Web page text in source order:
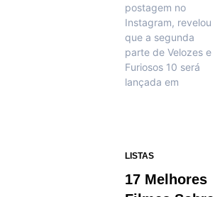
postagem no
Instagram, revelou
que a segunda
parte de Velozes e
Furiosos 10 será
lançada em
LISTAS
17 Melhores